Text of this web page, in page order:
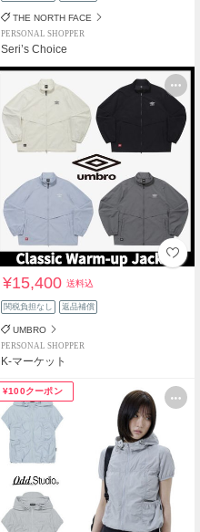
THE NORTH FACE
PERSONAL SHOPPER
Seri’s Choice
¥15,400送料込
関税負担なし 返品補償
UMBRO
PERSONAL SHOPPER
K-マーケット
¥100クーポン